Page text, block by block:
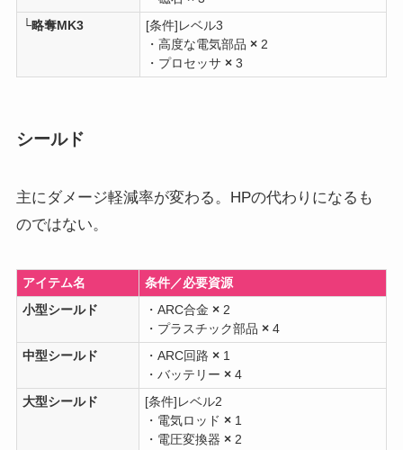
└略奪MK3
[条件]レベル3
・高度な電気部品 × 2
・プロセッサ × 3
シールド
主にダメージ軽減率が変わる。HPの代わりになるも
のではない。
アイテム名
条件／必要資源
小型シールド
・ARC合金 × 2
・プラスチック部品 × 4
中型シールド
・ARC回路 × 1
・バッテリー × 4
大型シールド
[条件]レベル2
・電気ロッド × 1
・電圧変換器 × 2